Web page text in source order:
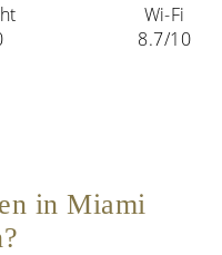
Wi-Fi
8.7/10
in Miami